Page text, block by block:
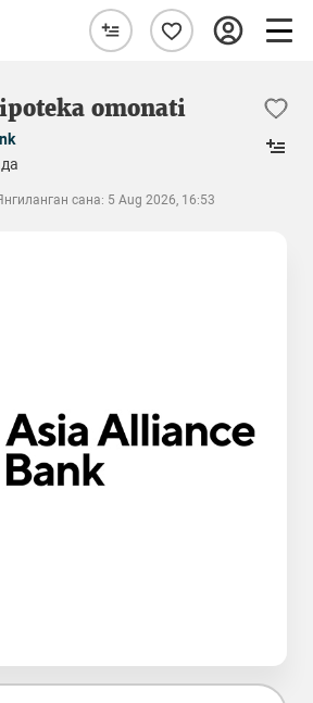
omonati
сана: 5 Aug 2026, 16:53